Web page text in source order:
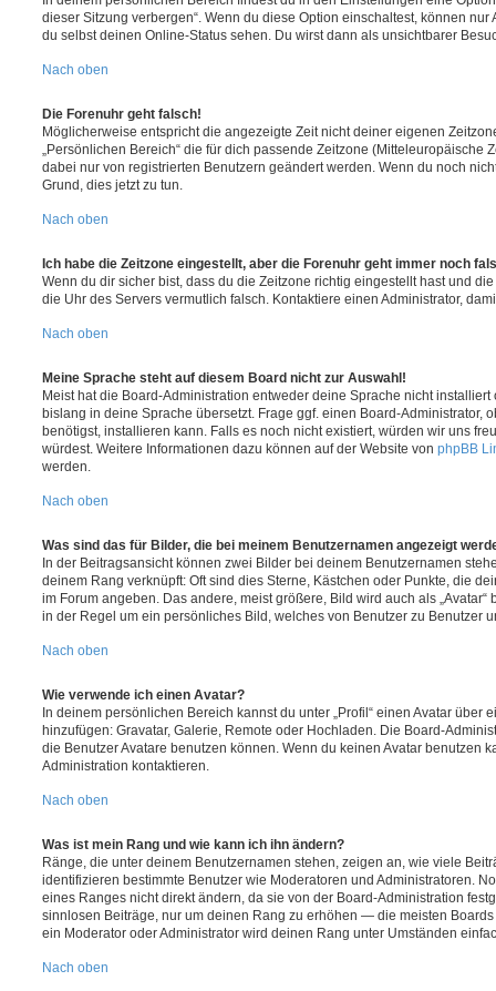
dieser Sitzung verbergen“. Wenn du diese Option einschaltest, können
du selbst deinen Online-Status sehen. Du wirst dann als unsichtbarer
Nach oben
Die Forenuhr geht falsch!
Möglicherweise entspricht die angezeigte Zeit nicht deiner eigenen
„Persönlichen Bereich“ die für dich passende Zeitzone (Mitteleuropäische
dabei nur von registrierten Benutzern geändert werden. Wenn du noch
Grund, dies jetzt zu tun.
Nach oben
Ich habe die Zeitzone eingestellt, aber die Forenuhr geht immer noch
Wenn du dir sicher bist, dass du die Zeitzone richtig eingestellt hast und
die Uhr des Servers vermutlich falsch. Kontaktiere einen Administrator,
Nach oben
Meine Sprache steht auf diesem Board nicht zur Auswahl!
Meist hat die Board-Administration entweder deine Sprache nicht
bislang in deine Sprache übersetzt. Frage ggf. einen Board-Administrator,
benötigst, installieren kann. Falls es noch nicht existiert, würden wir uns
würdest. Weitere Informationen dazu können auf der Website von phpBB
werden.
Nach oben
Was sind das für Bilder, die bei meinem Benutzernamen angezeigt
In der Beitragsansicht können zwei Bilder bei deinem Benutzernamen
deinem Rang verknüpft: Oft sind dies Sterne, Kästchen oder Punkte, die
im Forum angeben. Das andere, meist größere, Bild wird auch als
in der Regel um ein persönliches Bild, welches von Benutzer zu Benutzer
Nach oben
Wie verwende ich einen Avatar?
In deinem persönlichen Bereich kannst du unter „Profil“ einen Avatar über
hinzufügen: Gravatar, Galerie, Remote oder Hochladen. Die Board-
die Benutzer Avatare benutzen können. Wenn du keinen Avatar benutzen
Administration kontaktieren.
Nach oben
Was ist mein Rang und wie kann ich ihn ändern?
Ränge, die unter deinem Benutzernamen stehen, zeigen an, wie viele
identifizieren bestimmte Benutzer wie Moderatoren und Administratoren.
eines Ranges nicht direkt ändern, da sie von der Board-Administration
sinnlosen Beiträge, nur um deinen Rang zu erhöhen — die meisten
ein Moderator oder Administrator wird deinen Rang unter Umständen
Nach oben